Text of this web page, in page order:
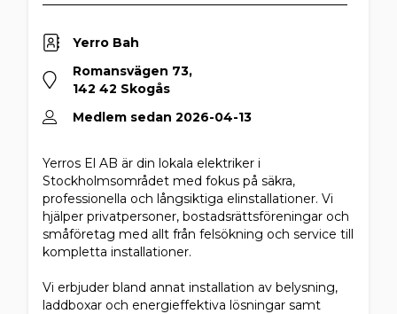
Yerro Bah
Romansvägen 73,
142 42 Skogås
Medlem sedan 2026-04-13
Yerros El AB är din lokala elektriker i
Stockholmsområdet med fokus på säkra,
professionella och långsiktiga elinstallationer. Vi
hjälper privatpersoner, bostadsrättsföreningar och
småföretag med allt från felsökning och service till
kompletta installationer.
Vi erbjuder bland annat installation av belysning,
laddboxar och energieffektiva lösningar samt